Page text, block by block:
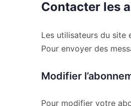
Contacter les
Les utilisateurs du site
Pour envoyer des
Modifier
Pour modifier votre